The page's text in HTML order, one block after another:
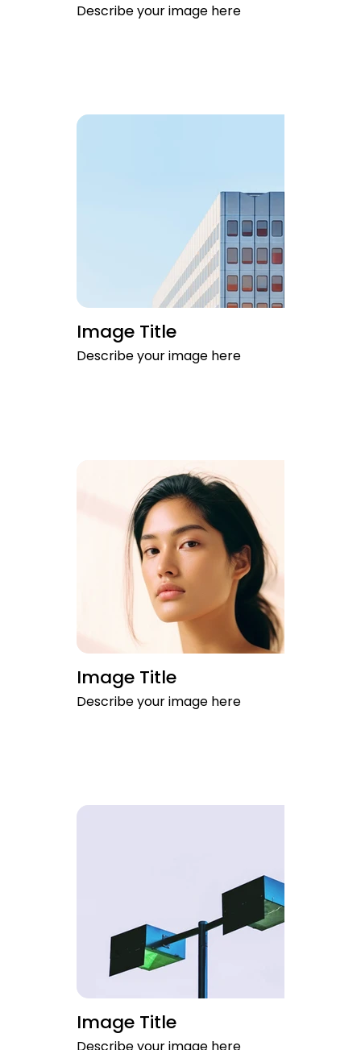
Describe your image here
Image Title
Describe your image here
Image Title
Describe your image here
Image Title